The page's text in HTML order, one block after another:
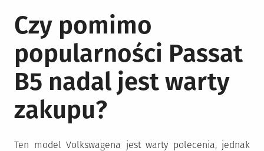
Czy pomimo
popularności Passat
B5 nadal jest warty
zakupu?
Ten model Volkswagena jest warty polecenia, jednak